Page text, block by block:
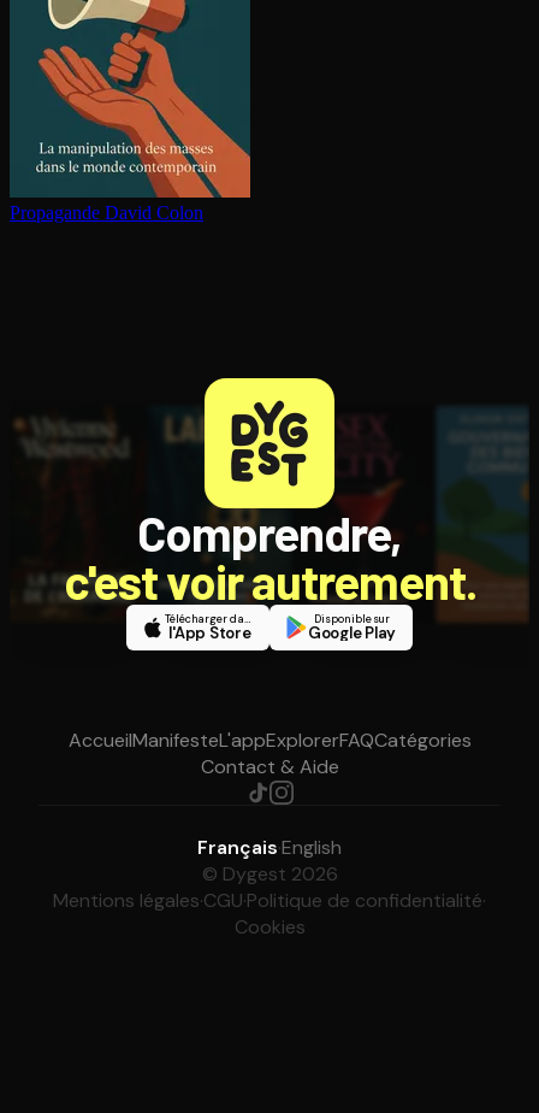
Propagande David Colon
Comprendre,
c'est voir autrement.
Télécharger dans
l'App Store
Disponible sur
Google Play
AccueilManifesteL'appExplorerFAQCatégories
Contact & Aide
Français·English
© Dygest 2026
Mentions légales·CGU·Politique de confidentialité·
Cookies